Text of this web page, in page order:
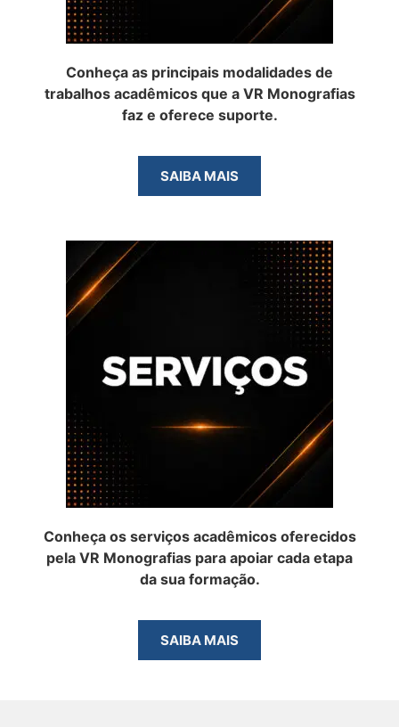
Conheça as principais modalidades de
trabalhos acadêmicos que a VR Monografias
faz e oferece suporte.
SAIBA MAIS
Conheça os serviços acadêmicos oferecidos
pela VR Monografias para apoiar cada etapa
da sua formação.
SAIBA MAIS